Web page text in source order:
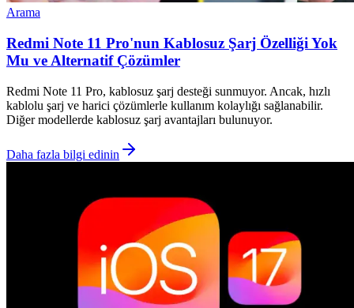
Arama
Redmi Note 11 Pro'nun Kablosuz Şarj Özelliği Yok
Mu ve Alternatif Çözümler
Redmi Note 11 Pro, kablosuz şarj desteği sunmuyor. Ancak, hızlı
kablolu şarj ve harici çözümlerle kullanım kolaylığı sağlanabilir.
Diğer modellerde kablosuz şarj avantajları bulunuyor.
Daha fazla bilgi edinin